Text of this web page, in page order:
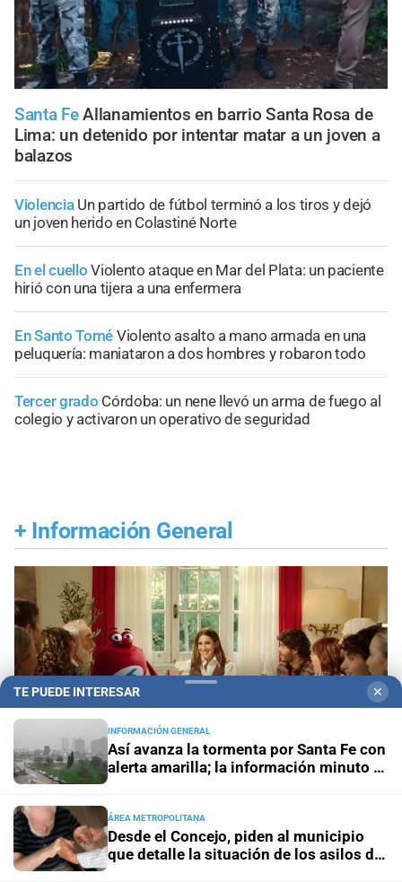
Santa Fe Allanamientos en barrio Santa Rosa de
Lima: un detenido por intentar matar a un joven a
balazos
Violencia Un partido de fútbol terminó a los tiros y dejó
un joven herido en Colastiné Norte
En el cuello Violento ataque en Mar del Plata: un paciente
hirió con una tijera a una enfermera
En Santo Tomé Violento asalto a mano armada en una
peluquería: maniataron a dos hombres y robaron todo
Tercer grado Córdoba: un nene llevó un arma de fuego al
colegio y activaron un operativo de seguridad
+ Información General
Sorteo Aniversario Quini 6: pozo de $20.000
millones, con 3 millones de dólares del Siempre
TE PUEDE INTERESAR ✕
INFORMACIÓN GENERAL
Así avanza la tormenta por Santa Fe con
alerta amarilla; la información minuto a
ÁREA METROPOLITANA
Desde el Concejo, piden al municipio
que detalle la situación de los asilos de